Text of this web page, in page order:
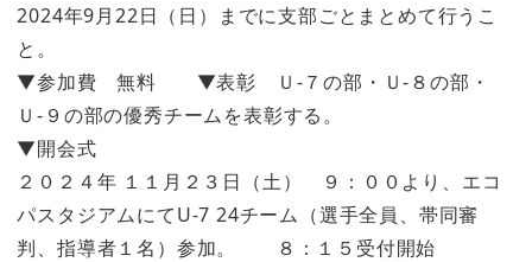
2024年9月22日（日）までに支部ごとまとめて行うこ
と。
▼参加費 無料 ▼表彰 Ｕ-７の部・Ｕ-８の部・
Ｕ-９の部の優秀チームを表彰する。
▼開会式
２０２４年 １１月２３日（土） ９：００より、エコ
パスタジアムにてU-7 24チーム（選手全員、帯同審
判、指導者１名）参加。 ８：１５受付開始